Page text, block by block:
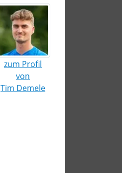
zum Profil
von
Tim Demele